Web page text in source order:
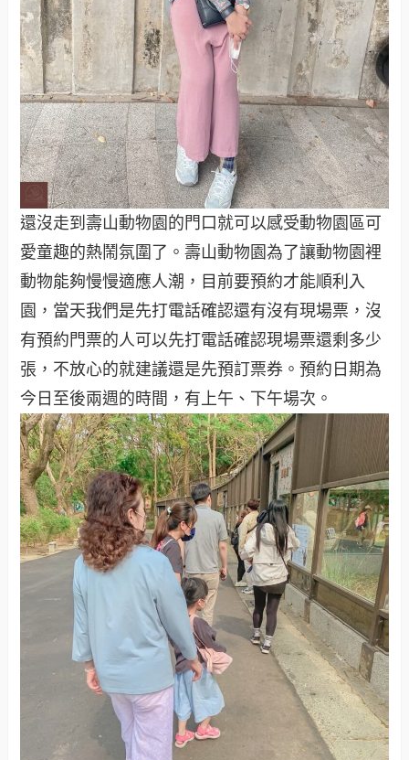
還沒走到壽山動物園的門口就可以感受動物園區可
愛童趣的熱鬧氛圍了。壽山動物園為了讓動物園裡
動物能夠慢慢適應人潮，目前要預約才能順利入
園，當天我們是先打電話確認還有沒有現場票，沒
有預約門票的人可以先打電話確認現場票還剩多少
張，不放心的就建議還是先預訂票券。預約日期為
今日至後兩週的時間，有上午、下午場次。